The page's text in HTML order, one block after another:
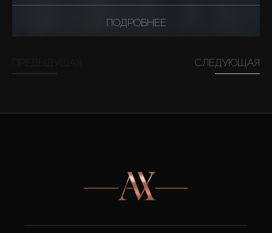
ПОДРОБНЕЕ
СЛЕДУЮЩАЯ